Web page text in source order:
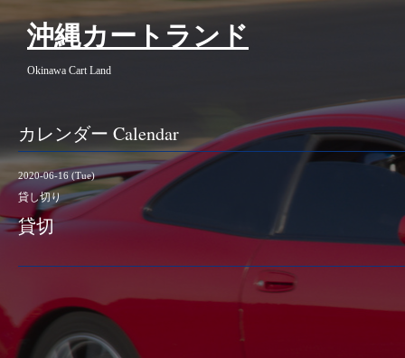
沖縄カートランド
Okinawa Cart Land
カレンダー Calendar
2020-06-16 (Tue)
貸し切り
貸切